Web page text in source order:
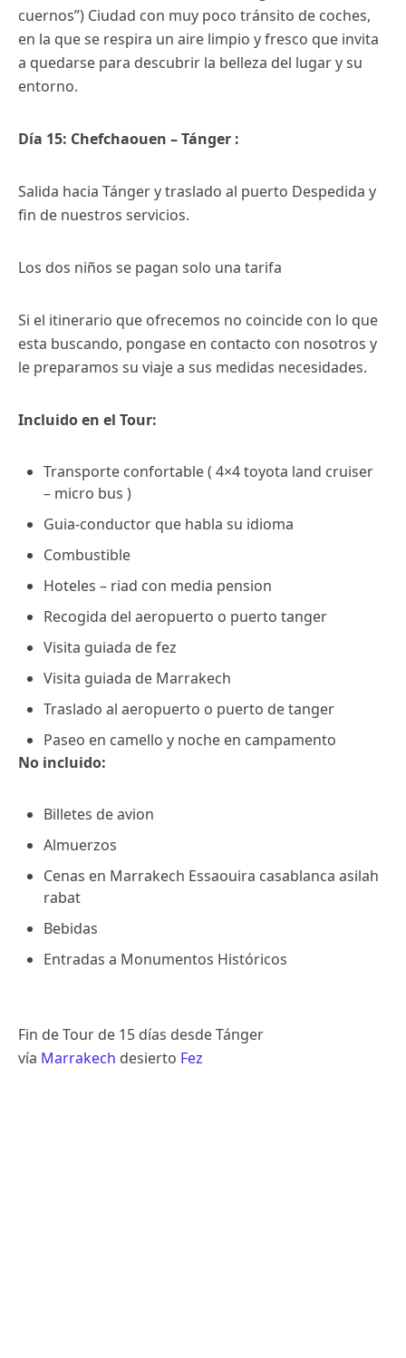
cuernos”) Ciudad con muy poco tránsito de coches,
en la que se respira un aire limpio y fresco que invita
a quedarse para descubrir la belleza del lugar y su
entorno.
Día 15: Chefchaouen – Tánger :
Salida hacia Tánger y traslado al puerto Despedida y
fin de nuestros servicios.
Los dos niños se pagan solo una tarifa
Si el itinerario que ofrecemos no coincide con lo que
esta buscando, pongase en contacto con nosotros y
le preparamos su viaje a sus medidas necesidades.
Incluido en el Tour:
Transporte confortable ( 4×4 toyota land cruiser
– micro bus )
Guia-conductor que habla su idioma
Combustible
Hoteles – riad con media pension
Recogida del aeropuerto o puerto tanger
Visita guiada de fez
Visita guiada de Marrakech
Traslado al aeropuerto o puerto de tanger
Paseo en camello y noche en campamento
No incluido:
Billetes de avion
Almuerzos
Cenas en Marrakech Essaouira casablanca asilah
rabat
Bebidas
Entradas a Monumentos Históricos
Fin de Tour de 15 días desde Tánger
vía Marrakech desierto Fez